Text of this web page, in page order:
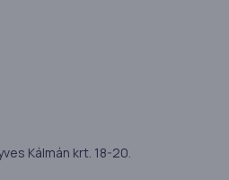
Kálmán krt. 18-20.